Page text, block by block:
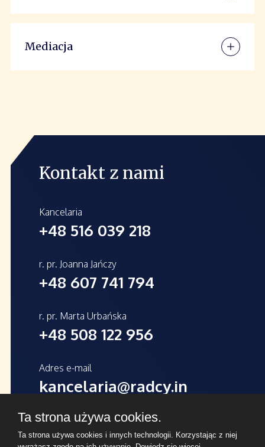
Mediacja
Kontakt z nami
Kancelaria
+48 516 039 218
r. pr. Joanna Jańczy
+48 607 741 794
r. pr. Marta Urbańska
+48 508 122 956
Adres e-mail
kancelaria@radcy.in
Copyrights © 2026 Kancelaria Radcy Prawnego Joanna
Ta strona używa cookies.
Ta strona używa cookies i innych technologii. Korzystając z niej